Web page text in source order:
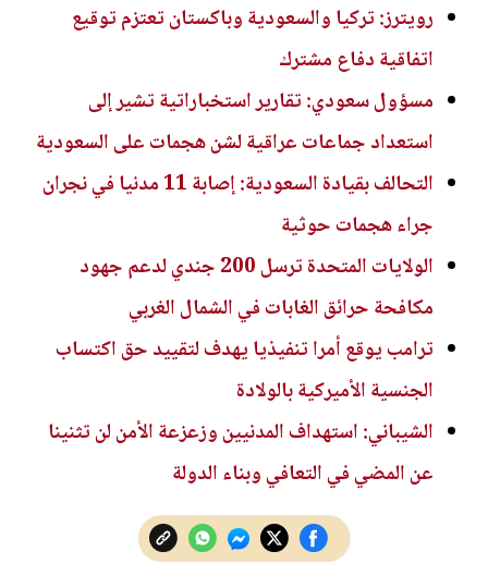
رويترز: تركيا والسعودية وباكستان تعتزم توقيع
اتفاقية دفاع مشترك
مسؤول سعودي: تقارير استخباراتية تشير إلى
استعداد جماعات عراقية لشن هجمات على السعودية
التحالف بقيادة السعودية: إصابة 11 مدنيا في نجران
جراء هجمات حوثية
الولايات المتحدة ترسل 200 جندي لدعم جهود
مكافحة حرائق الغابات في الشمال الغربي
ترامب يوقع أمرا تنفيذيا يهدف لتقييد حق اكتساب
الجنسية الأميركية بالولادة
الشيباني: استهداف المدنيين وزعزعة الأمن لن تثنينا
عن المضي في التعافي وبناء الدولة